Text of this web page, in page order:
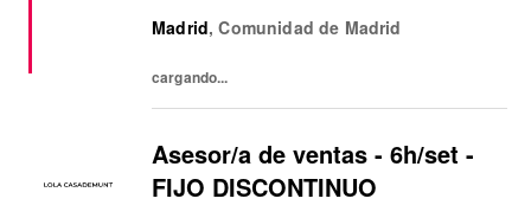
Pepe Jeans London, Hackett, and
Madrid,Comunidad de Madrid
cargando...
Asesor/a de ventas - 6h/set -
FIJO DISCONTINUO